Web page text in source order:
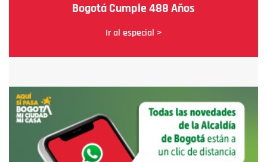
Bogotá Cumple 488 Años
Ir al especial >